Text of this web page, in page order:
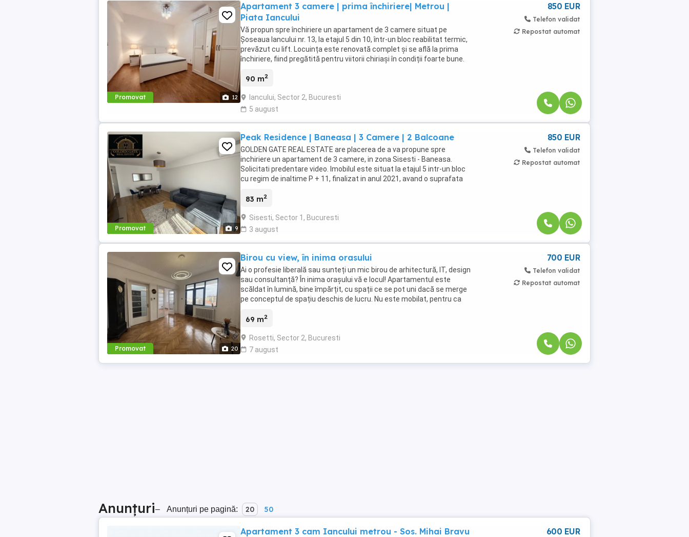
Promovat 12
Apartament 3 camere | prima închiriere| Metrou |
Piata Iancului
Vă propun spre închiriere un apartament de 3 camere situat pe
Șoseaua Iancului nr. 13, la etajul 5 din 10, într-un bloc reabilitat termic,
prevăzut cu lift. Locuința este renovată complet și se află la prima
închiriere, fiind pregătită pentru viitorii chiriași în condiții foarte bune.
90 m2
Iancului, Sector 2, Bucuresti
5 august
850 EUR
Telefon validat
Repostat automat
Promovat 9
Peak Residence | Baneasa | 3 Camere | 2 Balcoane
GOLDEN GATE REAL ESTATE are placerea de a va propune spre
inchiriere un apartament de 3 camere, in zona Sisesti - Baneasa.
Solicitati predentare video. Imobilul este situat la etajul 5 intr-un bloc
cu regim de inaltime P + 11, finalizat in anul 2021, avand o suprafata
83 m2
Sisesti, Sector 1, Bucuresti
3 august
850 EUR
Telefon validat
Repostat automat
Promovat 20
Birou cu view, în inima orasului
Ai o profesie liberală sau sunteți un mic birou de arhitectură, IT, design
sau consultanță? În inima orașului vă e locul! Apartamentul este
scăldat în lumină, bine împărțit, cu spații ce se pot uni dacă se merge
pe conceptul de spațiu deschis de lucru. Nu este mobilat, pentru ca
69 m2
Rosetti, Sector 2, Bucuresti
7 august
700 EUR
Telefon validat
Repostat automat
Anunțuri– Anunțuri pe pagină: 20 50
Apartament 3 cam Iancului metrou - Sos. Mihai Bravu 600 EUR